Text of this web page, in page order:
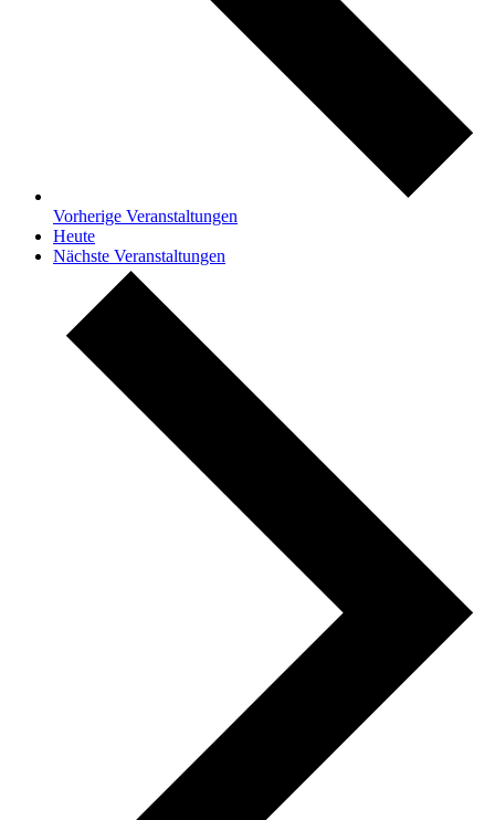
Vorherige Veranstaltungen
Heute
Nächste Veranstaltungen